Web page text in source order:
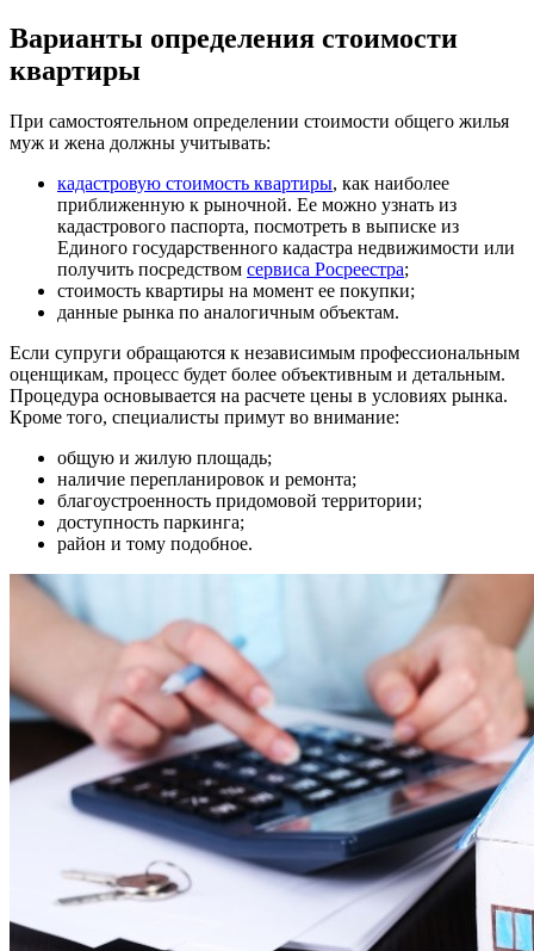
Варианты определения стоимости
квартиры
При самостоятельном определении стоимости общего жилья
муж и жена должны учитывать:
кадастровую стоимость квартиры, как наиболее
приближенную к рыночной. Ее можно узнать из
кадастрового паспорта, посмотреть в выписке из
Единого государственного кадастра недвижимости или
получить посредством сервиса Росреестра;
стоимость квартиры на момент ее покупки;
данные рынка по аналогичным объектам.
Если супруги обращаются к независимым профессиональным
оценщикам, процесс будет более объективным и детальным.
Процедура основывается на расчете цены в условиях рынка.
Кроме того, специалисты примут во внимание:
общую и жилую площадь;
наличие перепланировок и ремонта;
благоустроенность придомовой территории;
доступность паркинга;
район и тому подобное.